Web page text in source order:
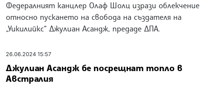
Федералният канцлер Олаф Шолц изрази облекчение
относно пускането на свобода на създателя на
„Уикилийкс“ Джулиан Асандж, предаде ДПА.
26.06.2024 15:57
Джулиан Асандж бе посрещнат топло в
Австралия